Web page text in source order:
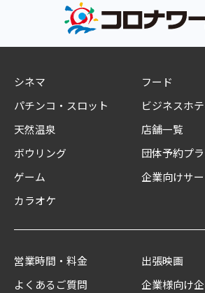
シネマ
パチンコ・スロット
天然温泉
ボウリング
ゲーム
カラオケ
フード
ビジネスホ
店舗一覧
団体予約プ
企業向けサ
営業時間・料金
よくあるご質問
出張映画
企業様向け